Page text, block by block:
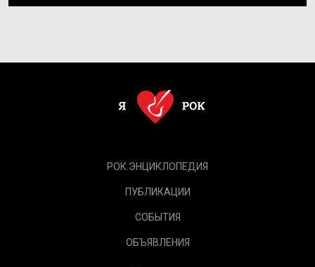
РОК.ЭНЦИКЛОПЕДИЯ
ПУБЛИКАЦИИ
СОБЫТИЯ
ОБЪЯВЛЕНИЯ